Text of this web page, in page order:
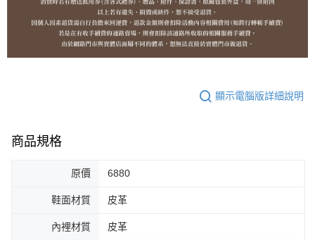
顯示電腦版詳細說明
商品規格
原價 6880
鞋面材質 皮革
內裡材質 皮革